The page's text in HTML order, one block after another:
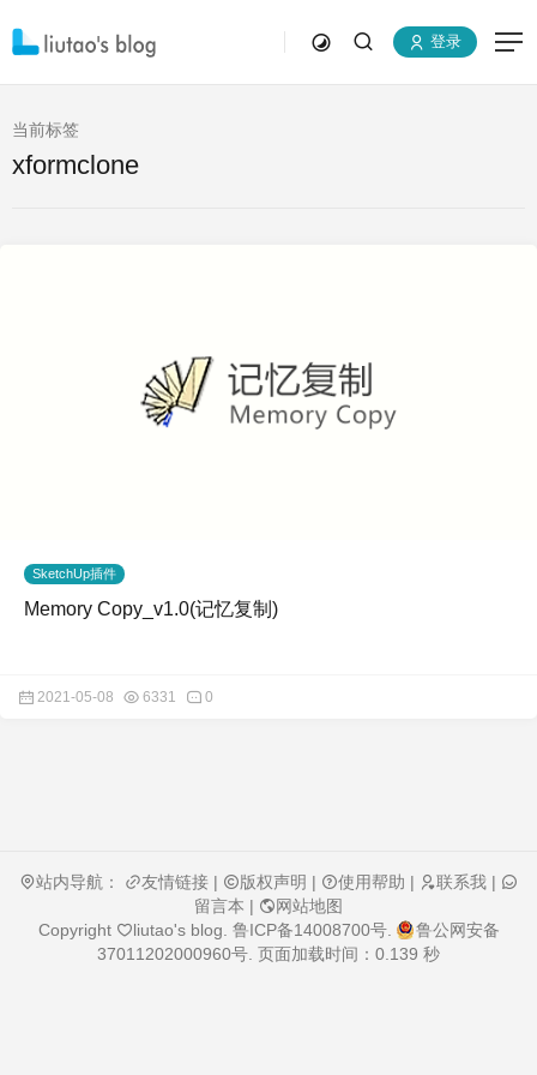
登录
当前标签
xformclone
SketchUp插件
Memory Copy_v1.0(记忆复制)
2021-05-08 6331 0
站内导航： 友情链接 | 版权声明 | 使用帮助 | 联系我 |
留言本 |
网站地图
Copyright
liutao's blog 鲁ICP备14008700号.
鲁公网安备
37011202000960号 . 页面加载时间：0.139 秒